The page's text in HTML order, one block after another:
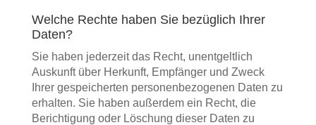
Welche Rechte haben Sie bezüglich Ihrer
Daten?
Sie haben jederzeit das Recht, unentgeltlich
Auskunft über Herkunft, Empfänger und Zweck
Ihrer gespeicherten personenbezogenen Daten zu
erhalten. Sie haben außerdem ein Recht, die
Berichtigung oder Löschung dieser Daten zu